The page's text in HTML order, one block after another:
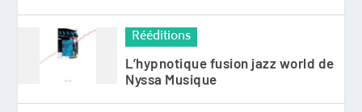
Rééditions
L’hypnotique fusion jazz world de
Nyssa Musique